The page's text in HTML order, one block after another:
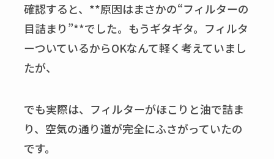
確認すると、**原因はまさかの“フィルターの
目詰まり”**でした。もうギタギタ。フィルタ
ーついているからOKなんて軽く考えていまし
たが、
でも実際は、フィルターがほこりと油で詰ま
り、空気の通り道が完全にふさがっていたの
です。